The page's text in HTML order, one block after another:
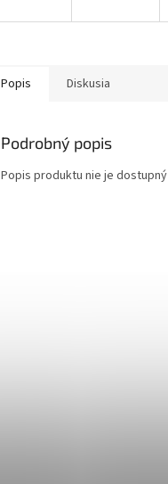
Popis Diskusia
Podrobný popis
Popis produktu nie je dostupný